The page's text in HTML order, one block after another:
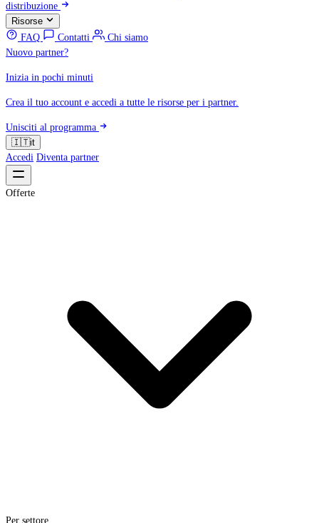
distribuzione
Risorse
FAQ
Contatti
Chi siamo
Nuovo partner?
Inizia in pochi minuti
Crea il tuo account e accedi a tutte le risorse per i partner.
Unisciti al programma
🇮🇹it
Accedi Diventa partner
Offerte
Per settore